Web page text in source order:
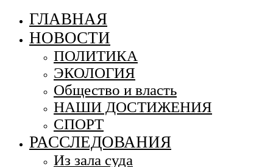
ГЛАВНАЯ
НОВОСТИ
ПОЛИТИКА
ЭКОЛОГИЯ
Общество и власть
НАШИ ДОСТИЖЕНИЯ
СПОРТ
РАССЛЕДОВАНИЯ
Из зала суда